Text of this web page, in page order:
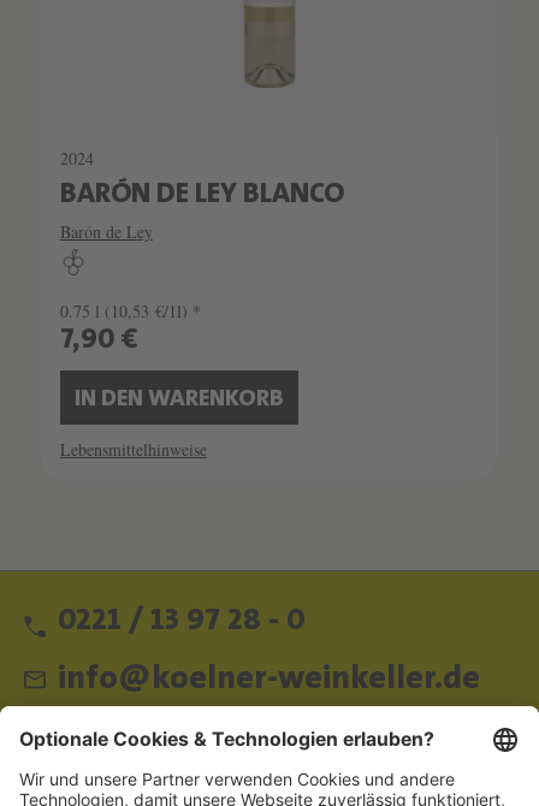
2024
BARÓN DE LEY BLANCO
Barón de Ley
0.75 l (10,53 €/1l) *
7,90 €
IN DEN WARENKORB
Lebensmittelhinweise
0221 / 13 97 28 - 0
info@koelner-weinkeller.de
Schnellzugriff